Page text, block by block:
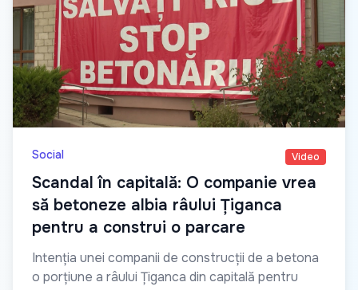
Social Video
Scandal în capitală: O companie vrea
să betoneze albia râului Țiganca
pentru a construi o parcare
Intenția unei companii de construcții de a betona
o porțiune a râului Țiganca din capitală pentru